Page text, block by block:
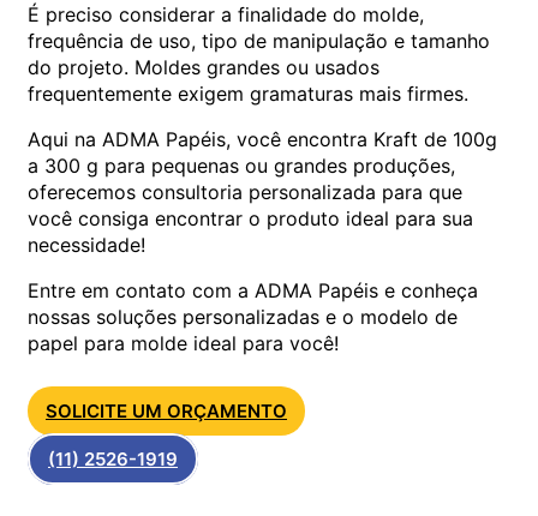
É preciso considerar a finalidade do molde,
frequência de uso, tipo de manipulação e tamanho
do projeto. Moldes grandes ou usados
frequentemente exigem gramaturas mais firmes.
Aqui na ADMA Papéis, você encontra Kraft de 100g
a 300 g para pequenas ou grandes produções,
oferecemos consultoria personalizada para que
você consiga encontrar o produto ideal para sua
necessidade!
Entre em contato com a ADMA Papéis e conheça
nossas soluções personalizadas e o modelo de
papel para molde ideal para você!
SOLICITE UM ORÇAMENTO
(11) 2526-1919